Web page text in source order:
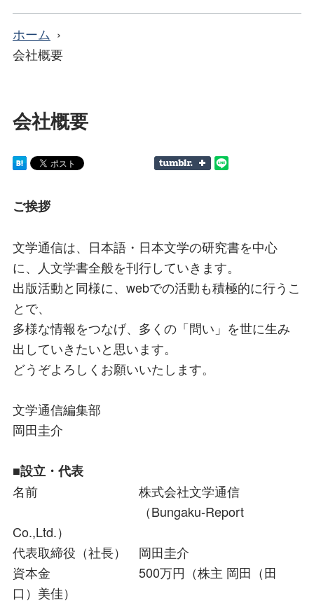
ホーム
会社概要
会社概要
ご挨拶
文学通信は、日本語・日本文学の研究書を中心
に、人文学書全般を刊行していきます。
出版活動と同様に、webでの活動も積極的に行うこ
とで、
多様な情報をつなげ、多くの「問い」を世に生み
出していきたいと思います。
どうぞよろしくお願いいたします。
文学通信編集部
岡田圭介
■設立・代表
名前 株式会社文学通信
（Bungaku-Report
Co.,Ltd.）
代表取締役（社長） 岡田圭介
資本金 500万円（株主 岡田（田
口）美佳）